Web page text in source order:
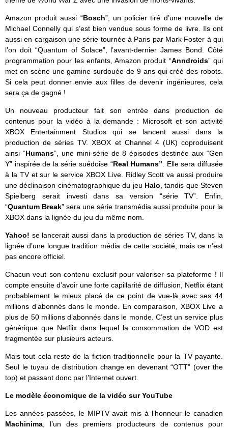
Amazon produit aussi “Bosch”, un policier tiré d’une nouvelle de
Michael Connelly qui s’est bien vendue sous forme de livre. Ils ont
aussi en cargaison une série tournée à Paris par Mark Foster à qui
l’on doit “Quantum of Solace”, l’avant-dernier James Bond. Côté
programmation pour les enfants, Amazon produit “Anndroids” qui
met en scène une gamine surdouée de 9 ans qui créé des robots.
Si cela peut donner envie aux filles de devenir ingénieures, cela
sera ça de gagné !
Un nouveau producteur fait son entrée dans production de
contenus pour la vidéo à la demande : Microsoft et son activité
XBOX Entertainment Studios qui se lancent aussi dans la
production de séries TV. XBOX et Channel 4 (UK) coproduisent
ainsi “Humans”, une mini-série de 8 épisodes destinée aux “Gen
Y” inspirée de la série suédoise “Real Humans” . Elle sera diffusée
à la TV et sur le service XBOX Live. Ridley Scott va aussi produire
une déclinaison cinématographique du jeu Halo , tandis que Steven
Spielberg serait investi dans sa version “série TV”. Enfin,
“Quantum Break” sera une série transmédia aussi produite pour la
XBOX dans la lignée du jeu du même nom.
Yahoo! se lancerait aussi dans la production de séries TV, dans la
lignée d’une longue tradition média de cette société, mais ce n’est
pas encore officiel.
Chacun veut son contenu exclusif pour valoriser sa plateforme ! Il
compte ensuite d’avoir une forte capillarité de diffusion, Netflix étant
probablement le mieux placé de ce point de vue-là avec ses 44
millions d’abonnés dans le monde. En comparaison, XBOX Live a
plus de 50 millions d’abonnés dans le monde. C’est un service plus
générique que Netflix dans lequel la consommation de VOD est
fragmentée sur plusieurs acteurs.
Mais tout cela reste de la fiction traditionnelle pour la TV payante.
Seul le tuyau de distribution change en devenant “OTT” (over the
top) et passant donc par l’Internet ouvert.
Le modèle économique de la vidéo sur YouTube
Les années passées, le MIPTV avait mis à l’honneur le canadien
Machinima , l’un des premiers producteurs de contenus pour